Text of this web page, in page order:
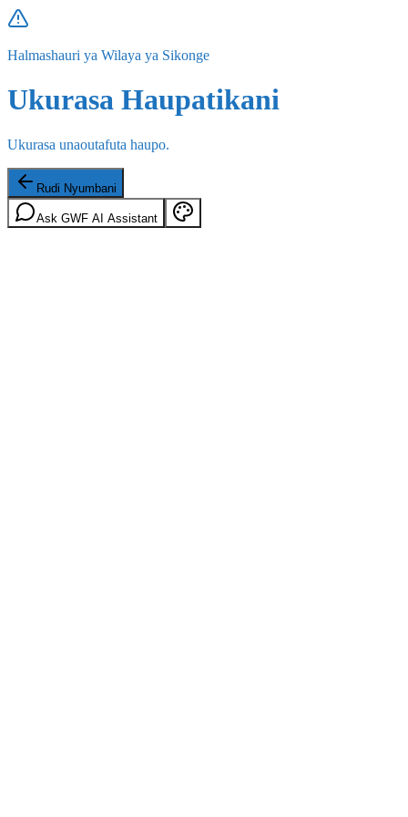
Halmashauri ya Wilaya ya Sikonge
Ukurasa Haupatikani
Ukurasa unaoutafuta haupo.
Rudi Nyumbani
Ask GWF AI Assistant